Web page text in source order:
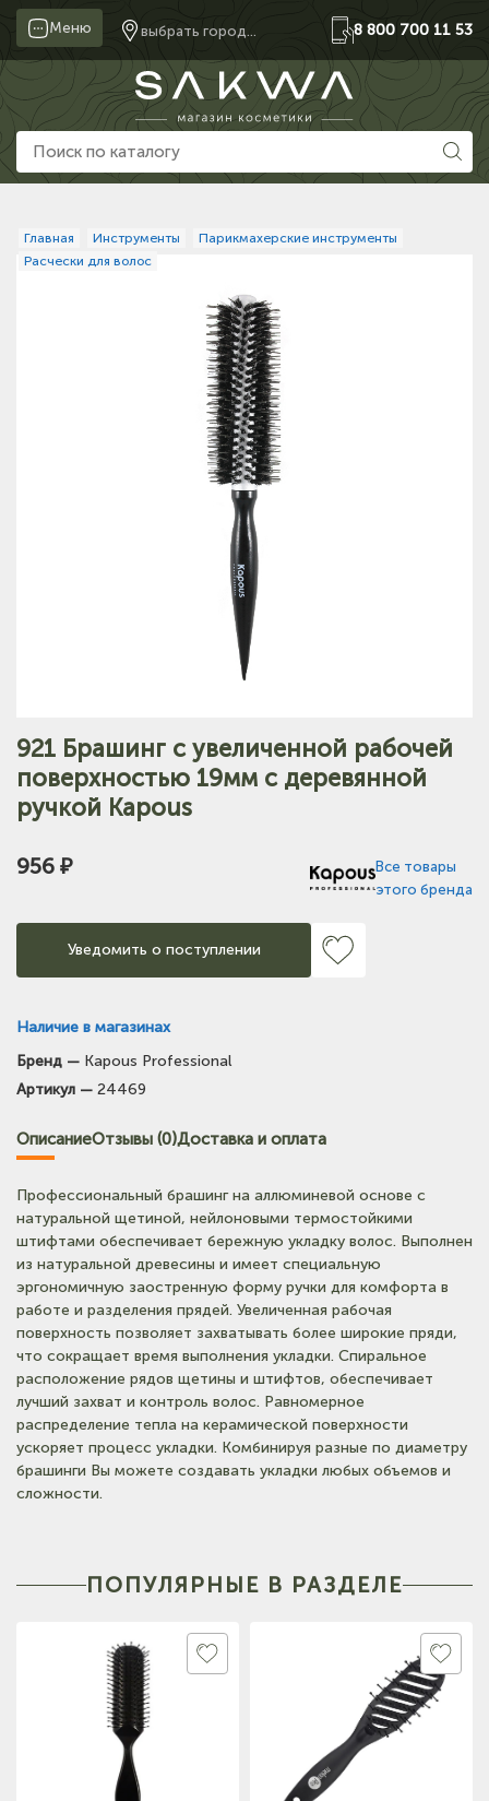
Меню выбрать город... 8 800 700 11 53
Главная Инструменты
Парикмахерские инструменты
Расчески для волос
921 Брашинг с увеличенной рабочей
поверхностью 19мм с деревянной
ручкой Kapous
956 ₽
Все товары
этого бренда
Уведомить о поступлении
Наличие в магазинах
Тел: +7-903-947-9492
Бренд — Kapous Professional
Артикул — 24469
ОписаниеОтзывы (0)Доставка и оплата
Профессиональный брашинг на аллюминевой основе с
натуральной щетиной, нейлоновыми термостойкими
штифтами обеспечивает бережную укладку волос. Выполнен
из натуральной древесины и имеет специальную
эргономичную заостренную форму ручки для комфорта в
работе и разделения прядей. Увеличенная рабочая
поверхность позволяет захватывать более широкие пряди,
что сокращает время выполнения укладки. Спиральное
расположение рядов щетины и штифтов, обеспечивает
лучший захват и контроль волос. Равномерное
распределение тепла на керамической поверхности
ускоряет процесс укладки. Комбинируя разные по диаметру
брашинги Вы можете создавать укладки любых объемов и
сложности.
ПОПУЛЯРНЫЕ В РАЗДЕЛЕ